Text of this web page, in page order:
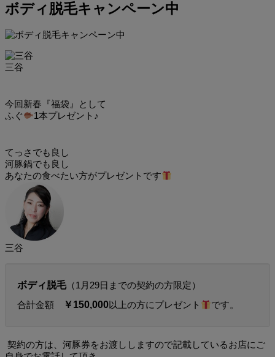
ボディ脱毛キャンペーン中
三谷
今回新春『福袋』として
ふぐ
1本プレゼント♪
てっさでも良し
河豚鍋でも良し
あなたの食べたい方がプレゼントです
三谷
ボディ脱毛（1月29日までの契約の方限定）
合計金額
￥150,000以上の方にプレゼント です。
契約の方は、河豚券をお渡ししますので記載しているお店にご